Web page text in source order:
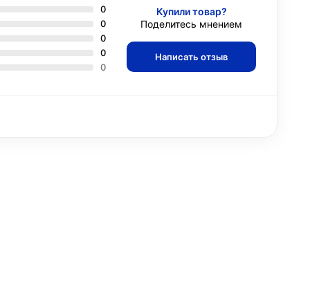
0
0
0
0
0
Купили товар?
Поделитесь мнением
Написать отзыв